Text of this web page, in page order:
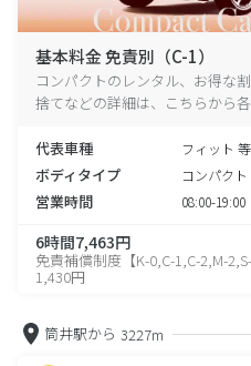
基本料金 免責別（C-1）
コンパクトのレンタル、お得な
捨てなどの詳細は、こちらから
代表車種 フィット 等
ボディタイプ コンパクト
営業時間 08:00-19:00
6時間7,463円
免責補償制度【K-0,C-1,C-2,M-2,S-
1,430円
筒井駅から 3227m